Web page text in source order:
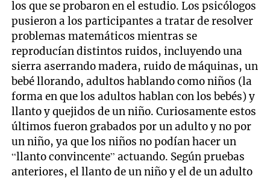
los que se probaron en el estudio. Los psicólogos
pusieron a los participantes a tratar de resolver
problemas matemáticos mientras se
reproducían distintos ruidos, incluyendo una
sierra aserrando madera, ruido de máquinas, un
bebé llorando, adultos hablando como niños (la
forma en que los adultos hablan con los bebés) y
llanto y quejidos de un niño. Curiosamente estos
últimos fueron grabados por un adulto y no por
un niño, ya que los niños no podían hacer un
“llanto convincente” actuando. Según pruebas
anteriores, el llanto de un niño y el de un adulto